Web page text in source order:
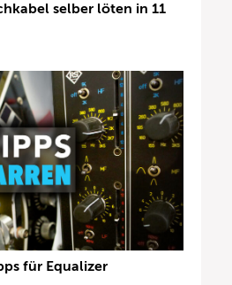
selber löten in 11
für Equalizer